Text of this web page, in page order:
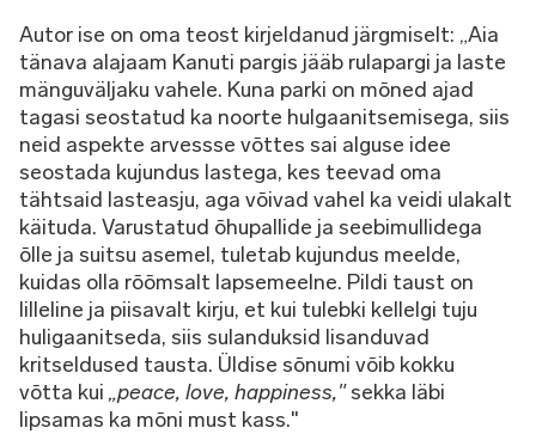
Autor ise on oma teost kirjeldanud järgmiselt: „Aia
tänava alajaam Kanuti pargis jääb rulapargi ja laste
mänguväljaku vahele. Kuna parki on mõned ajad
tagasi seostatud ka noorte hulgaanitsemisega, siis
neid aspekte arvessse võttes sai alguse idee
seostada kujundus lastega, kes teevad oma
tähtsaid lasteasju, aga võivad vahel ka veidi ulakalt
käituda. Varustatud õhupallide ja seebimullidega
õlle ja suitsu asemel, tuletab kujundus meelde,
kuidas olla rõõmsalt lapsemeelne. Pildi taust on
lilleline ja piisavalt kirju, et kui tulebki kellelgi tuju
huligaanitseda, siis sulanduksid lisanduvad
kritseldused tausta. Üldise sõnumi võib kokku
võtta kui „peace, love, happiness,"sekka läbi
lipsamas ka mõni must kass."